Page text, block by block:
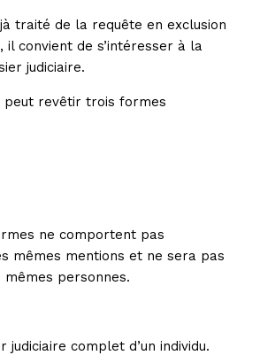
traité de la requête en exclusion
il convient de s’intéresser à la
judiciaire.
peut revêtir trois formes
ne comportent pas
mêmes mentions et ne sera pas
personnes.
judiciaire complet d’un individu.